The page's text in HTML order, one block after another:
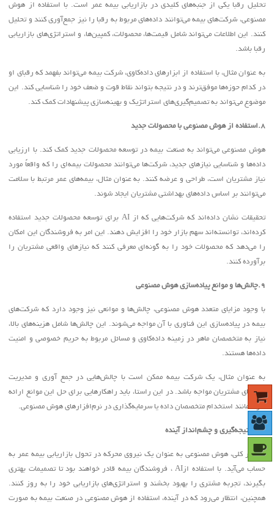
تحلیل رقبا یکی از جنبه‌های کلیدی در بازاریابی بیمه عمر است. با استفاده از هوش
مصنوعی، شرکت‌های بیمه می‌توانند داده‌های مربوط به رقبا را نیز جمع‌آوری کنند و تحلیل
کنند. این اطلاعات می‌تواند شامل قیمت‌ها، محصولات، کمپین‌ها، و استراتژی‌های بازاریابی
رقبا باشد.
به عنوان مثال، با استفاده از ابزارهای داده‌کاوی، شرکت بیمه می‌تواند بفهمد که رقبای او
در کدام حوزه‌ها موفق‌ترند و در نتیجه بتواند نقاط قوت و ضعف خود را شناسایی کند. این
موضوع می‌تواند به تصمیم‌گیری‌های استراتژیک و بهینه‌سازی پیشنهادات کمک کند.
.8استفاده از هوش مصنوعی با محصولات جدید
هوش مصنوعی می‌تواند به صنعت بیمه در توسعه محصولات جدید کمک کند. با ارزیابی
داده‌ها و شناسایی نیازهای جدید، شرکت‌ها می‌توانند محصولات بیمه‌ای را که واقعاً مورد
نیاز مشتریان است، طراحی و عرضه کنند. به عنوان مثال، بیمه‌های عمر مرتبط با سلامت
می‌توانند بر اساس داده‌های بهداشتی مشتریان ایجاد شوند.
تحقیقات نشان داده‌اند که شرکت‌هایی که از AIبرای توسعه محصولات جدید استفاده
کرده‌اند، توانسته‌اند سهم بازار خود را افزایش دهند. این امر به فروشندگان این امکان
را می‌دهد که محصولات خود را به گونه‌ای معرفی کنند که نیازهای واقعی مشتریان را
برآورده کنند.
.9چالش‌ها و موانع پیاده‌سازی هوش مصنوعی
با وجود مزایای متعدد هوش مصنوعی، چالش‌ها و موانعی نیز وجود دارد که شرکت‌های
بیمه در پیاده‌سازی این فناوری با آن مواجه می‌شوند. این چالش‌ها شامل هزینه‌های بالا،
نیاز به متخصصان ماهر در زمینه داده‌کاوی و مسائل مربوط به حریم خصوصی و امنیت
داده‌ها هستند.
به عنوان مثال، یک شرکت بیمه ممکن است با چالش‌هایی در جمع آوری و مدیریت
داده‌های مشتریان مواجه باشد. در این راستا، باید راهکارهایی برای حل این موانع ارائه
شود، مانند استخدام متخصصان داده یا سرمایه‌گذاری در نرم‌افزارهای هوش مصنوعی.
.10 نتیجه‌گیری و چشم‌انداز آینده
به طور کلی، هوش مصنوعی به عنوان یک نیروی محرکه در تحول بازاریابی بیمه عمر به
حساب می‌آید. با استفاده از AI، فروشندگان بیمه قادر خواهند بود تا تصمیمات بهتری
بگیرند، تجربه مشتری را بهبود بخشند و استراتژی‌های بازاریابی خود را به روز کنند.
همچنین، انتظار می‌رود که در آینده، استفاده از هوش مصنوعی در صنعت بیمه به صورت